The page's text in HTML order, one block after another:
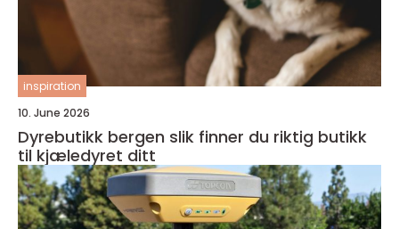
inspiration
10. June 2026
Dyrebutikk bergen slik finner du riktig butikk
til kjæledyret ditt